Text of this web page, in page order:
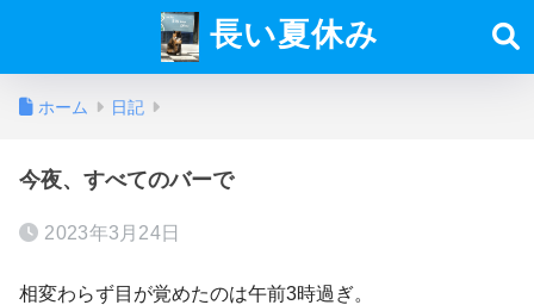
長い夏休み
ホーム 日記
今夜、すべてのバーで
2023年3月24日
相変わらず目が覚めたのは午前3時過ぎ。